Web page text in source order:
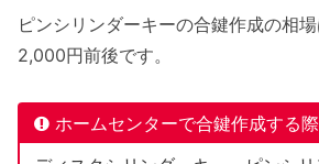
ピンシリンダーキーの合鍵作成の相
2,000円前後です。
ホームセンターで合鍵作成する